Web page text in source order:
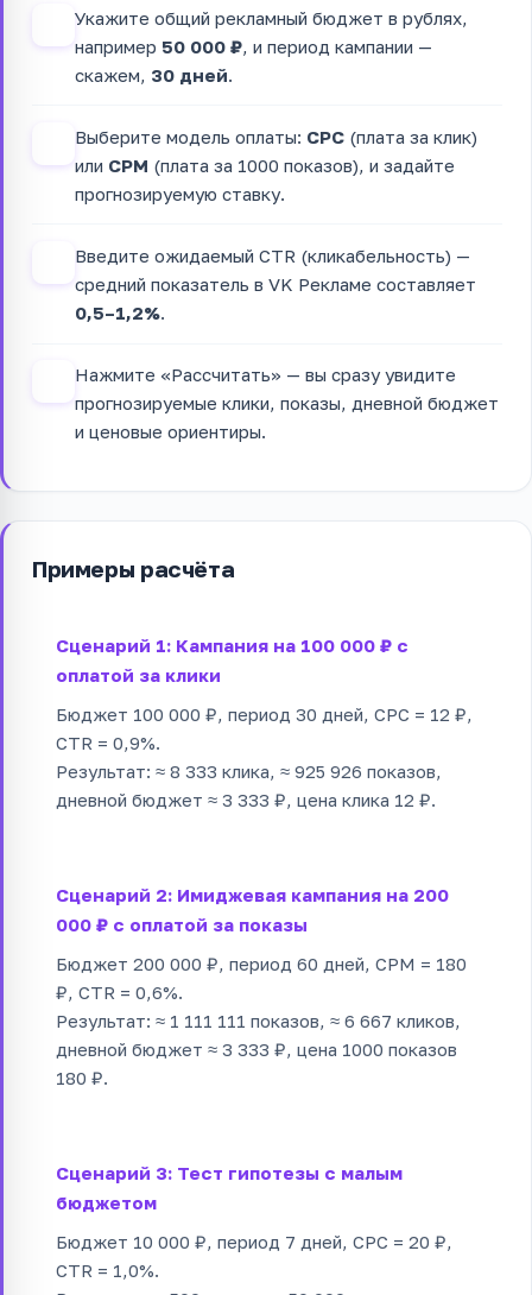
Укажите общий рекламный бюджет в рублях,
например 50 000 ₽ , и период кампании —
скажем, 30 дней
Выберите модель оплаты: CPC (плата за клик)
или CPM (плата за 1000 показов), и задайте
прогнозируемую ставку.
Введите ожидаемый CTR (кликабельность) —
средний показатель в VK Рекламе составляет
0,5–1,2%.
Нажмите «Рассчитать» — вы сразу увидите
прогнозируемые клики, показы, дневной бюджет
и ценовые ориентиры.
Примеры расчёта
Сценарий 1: Кампания на 100 000 ₽ с
оплатой за клики
Бюджет 100 000 ₽, период 30 дней, CPC = 12 ₽,
CTR = 0,9%.
Результат: ≈ 8 333 клика, ≈ 925 926 показов,
дневной бюджет ≈ 3 333 ₽, цена клика 12 ₽.
Сценарий 2: Имиджевая кампания на 200
000 ₽ с оплатой за показы
Бюджет 200 000 ₽, период 60 дней, CPM = 180
₽, CTR = 0,6%.
Результат: ≈ 1 111 111 показов, ≈ 6 667 кликов,
дневной бюджет ≈ 3 333 ₽, цена 1000 показов
180 ₽.
Сценарий 3: Тест гипотезы с малым
бюджетом
Бюджет 10 000 ₽, период 7 дней, CPC = 20 ₽,
CTR = 1,0%.